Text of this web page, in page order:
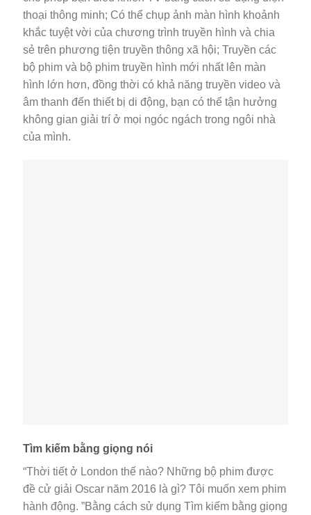
thoại thông minh; Có thể chụp ảnh màn hình khoảnh
khắc tuyệt vời của chương trình truyền hình và chia
sẻ trên phương tiện truyền thông xã hội; Truyền các
bộ phim và bộ phim truyền hình mới nhất lên màn
hình lớn hơn, đồng thời có khả năng truyền video và
âm thanh đến thiết bị di động, bạn có thể tận hưởng
không gian giải trí ở mọi ngóc ngách trong ngôi nhà
của mình.
Tìm kiếm bằng giọng nói
“Thời tiết ở London thế nào? Những bộ phim được
đề cử giải Oscar năm 2016 là gì? Tôi muốn xem phim
hành động. ”Bằng cách sử dụng Tìm kiếm bằng giọng